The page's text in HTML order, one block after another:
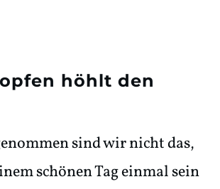
höhlt den
sind wir nicht das,
schönen Tag einmal sein